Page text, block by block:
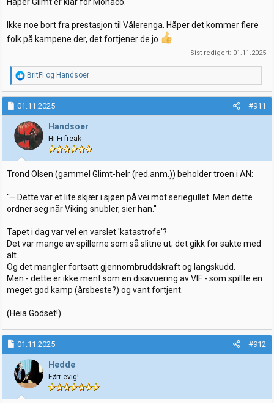
Håper Glimt er klar for Monaco.
Ikke noe bort fra prestasjon til Vålerenga. Håper det kommer flere
folk på kampene der, det fortjener de jo
Sist redigert: 01.11.2025
R
e
a
k
s
j
o
n
e
r
:
BritFi og Handsoer
01.11.2025 #911
Handsoer
Hi-Fi freak
Trond Olsen (gammel Glimt-helr (red.anm.)) beholder troen i AN:
''– Dette var et lite skjær i sjøen på vei mot seriegullet. Men dette
ordner seg når Viking snubler, sier han.''
Tapet i dag var vel en varslet 'katastrofe'?
Det var mange av spillerne som så slitne ut; det gikk for sakte med
alt.
Og det mangler fortsatt gjennombruddskraft og langskudd.
Men - dette er ikke ment som en disavuering av VIF - som spillte en
meget god kamp (årsbeste?) og vant fortjent.
(Heia Godset!)
01.11.2025 #912
Hedde
Førr evig!